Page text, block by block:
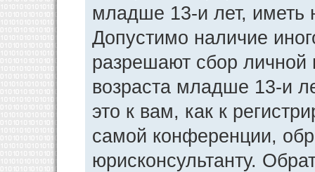
младше 13-и лет, иметь
Допустимо наличие
разрешают сбор
возраста младше 13-и
это к вам, как к
самой конференции,
юрисконсультанту.